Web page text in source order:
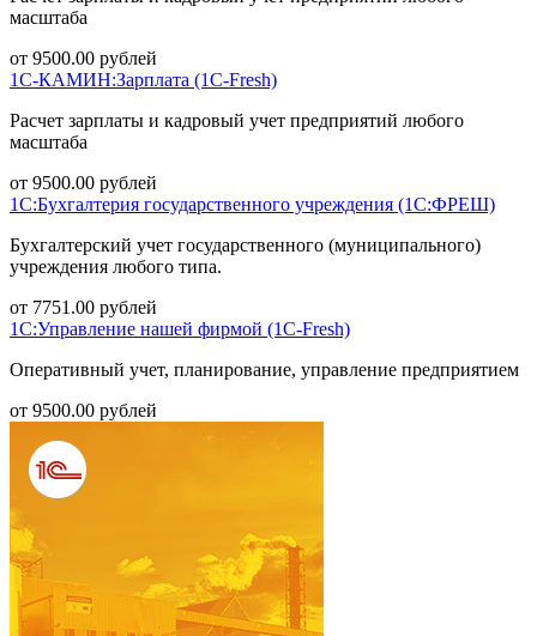
масштаба
от 9500.00 рублей
1С-КАМИН:Зарплата (1С-Fresh)
Расчет зарплаты и кадровый учет предприятий любого
масштаба
от 9500.00 рублей
1С:Бухгалтерия государственного учреждения (1С:ФРЕШ)
Бухгалтерский учет государственного (муниципального)
учреждения любого типа.
от 7751.00 рублей
1С:Управление нашей фирмой (1С-Fresh)
Оперативный учет, планирование, управление предприятием
от 9500.00 рублей